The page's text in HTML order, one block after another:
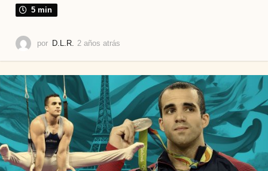
5 min
por D.L.R. 2 años atrás
o
s
a
t
r
á
s